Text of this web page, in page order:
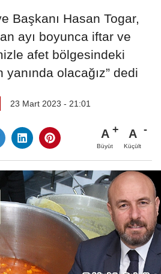
Başkanı Hasan Togar,
ayı boyunca iftar ve
afet bölgesindeki
yanında olacağız” dedi
23 Mart 2023 - 21:01
A
Büyüt
A
Küçült